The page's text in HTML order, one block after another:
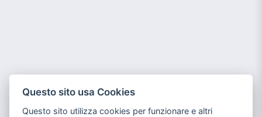
Questo sito usa Cookies
Questo sito utilizza cookies per funzionare e altri